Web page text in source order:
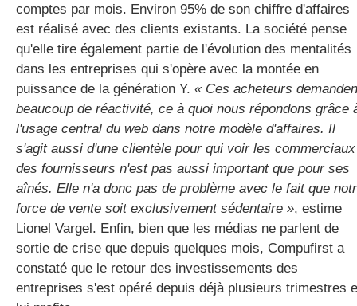
comptes par mois. Environ 95% de son chiffre d'affaires
est réalisé avec des clients existants. La société pense
qu'elle tire également partie de l'évolution des mentalités
dans les entreprises qui s'opère avec la montée en
puissance de la génération Y. « Ces acheteurs
beaucoup de réactivité, ce à quoi nous répondons grâce
l'usage central du web dans notre modèle d'affaires. Il
s'agit aussi d'une clientèle pour qui voir les commerciaux
des fournisseurs n'est pas aussi important que pour ses
aînés. Elle n'a donc pas de problème avec le fait que
force de vente soit exclusivement sédentaire », estime
Lionel Vargel. Enfin, bien que les médias ne parlent de
sortie de crise que depuis quelques mois, Compufirst a
constaté que le retour des investissements des
entreprises s'est opéré depuis déjà plusieurs trimestres